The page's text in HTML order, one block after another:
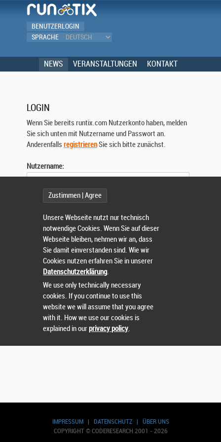
BENUTZERLOGIN
SPRACHE
NEWS VERANSTALTUNGEN KONTAKT
IMPRESSUM| DATENSCHUTZ| ÜBER UNS
COPYRIGHT © CODERESEARCH 2001 - 2026
LOGIN
Wenn Sie bereits runtix.com Nutzerkonto haben, melden
Sie sich unten mit Nutzername und Passwort an.
Anderenfalls registrierenSie sich bitte zunächst.
Nutzername:
Passwort:
NutzernameoderPasswortvergessen?
Sie können sich nicht einloggen? Kontaktieren Sie uns
unter:sts@runtix.com
Zustimmen | Agree
Unsere Webseite nutzt nur technisch
notwendige Cookies. Wenn Sie auf dieser
Webseite bleiben, nehmen wir an, dass
Sie damit einverstanden sind. Wie wir
Cookies nutzen erfahren Sie in unserer
Datenschutzerklärung.
We use only technically necessary
cookies. If you continue to use this
website we will assume that you agree
with it. How we use our cookies is
explained in ourprivacy policy.